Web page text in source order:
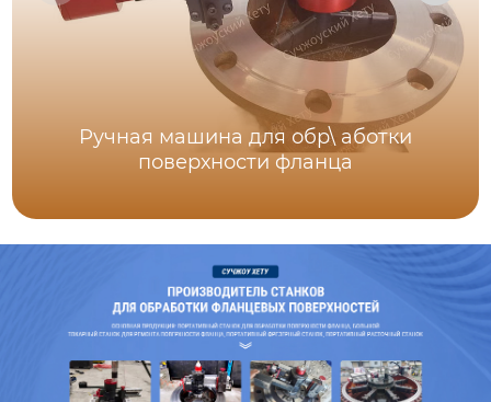
Ручная машина для обр\ аботки
поверхности фланца